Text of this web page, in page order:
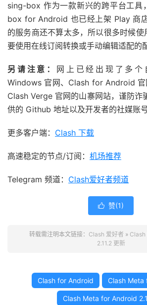
sing-box 作为一款新兴的跨平台工具
box for Android 也已经上架 Play 商
的服务商还不算太多，所以很多时候
要使用在线订阅转换或手动编辑适配的
另请注意：
网上已经出现了多
Windows 官网、Clash for Android 官
Clash Verge 官网的山寨网站，谨防诈
供的 Github 地址以及开发者的社媒账号
更多客户端： Clash 下载
高速稳定的节点/订阅： 机场推荐
Telegram 频道： Clash爱好者频道
 赞(1)
转载需注明本文链接： Clash 爱好者 »
2.11.2 更新
Clash for Android Clash Meta
Clash Meta for Android